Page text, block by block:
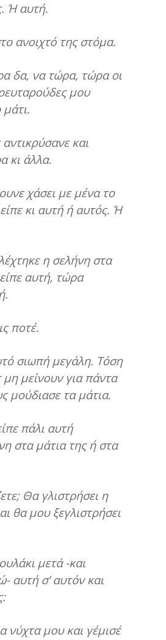
Ή αυτή.
ανοιχτό της στόμα.
δα, να τώρα, τώρα οι
μου
μάτι.
και
κι άλλα.
χάσει με μένα το
κι αυτή ή αυτός. Ή
η σελήνη στα
αυτή, τώρα
ποτέ.
σιωπή μεγάλη. Τόση
μείνουν για πάντα
μούδιασε τα μάτια.
πάλι αυτή
στα μάτια της ή στα
Θα γλιστρήσει η
θα μου ξεγλιστρήσει
μετά -και
αυτή σ’ αυτόν και
νύχτα μου και γέμισέ